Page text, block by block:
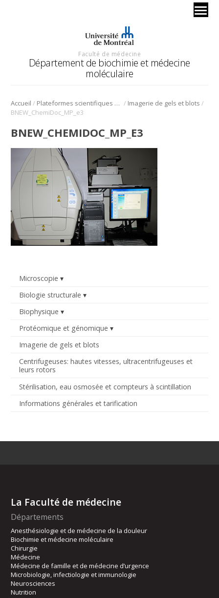
Faculté de médecine
Département de biochimie et médecine
moléculaire
Accueil / Plateformes scientifiques BMM / Imagerie de gels et blots /
BNEW_ChemiDoc_MP_e3
Microscopie
Biologie structurale
Biophysique
Protéomique et génomique
Imagerie de gels et blots
Centrifugeuses: hautes vitesses, ultracentrifugeuses et
leurs rotors
Stérilisation, eau osmosée et compteurs à scintillation
Informations générales et tarification
BNEW_CHEMIDOC_MP_E3
La Faculté de médecine
Départements
Anesthésiologie et de médecine de la douleur
Biochimie et médecine moléculaire
Chirurgie
Médecine
Médecine de famille et de médecine d’urgence
Microbiologie, infectiologie et immunologie
Neurosciences
Nutrition